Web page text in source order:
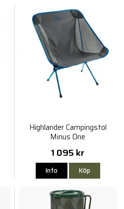
Highlander Campingstol
Minus One
1 095 kr
Info Köp